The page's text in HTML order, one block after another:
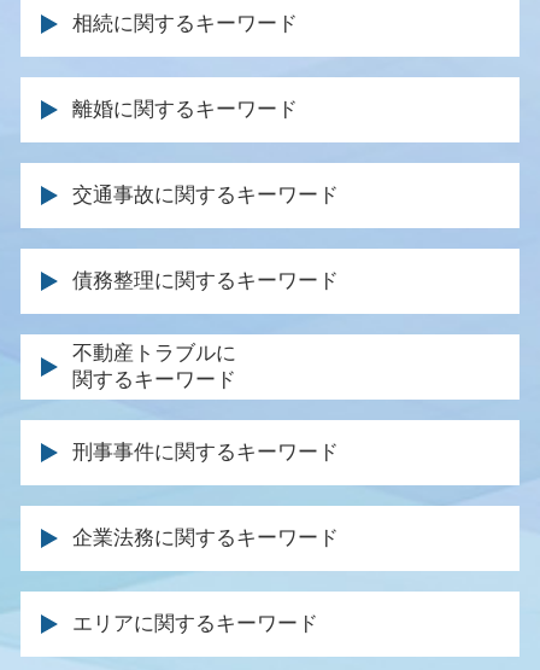
相続に関するキーワード
遺言執行者 遺産分割協議
遺産分割調停 代理人 家族
借金 遺産 相続
事業継承 相続
遺留分 相続
遺言書 遺産分割協議書
家庭裁判所 相続 調停
みなし相続
遺産分割協議 やり直し
遺言 弁護士 費用
相続放棄 手続き
遺産 相続 割合
相続人 行方不明
遺産分割 遺言
離婚に関するキーワード
財産分与 調停
養育費 調停
離婚調停 申し立て
親権 とは
離婚調停 面会交流
離婚裁判 長期化
離婚協議書 効力
子供 養育費
離婚 法律事務所
離婚協議書 内容
養育費 金額 決め方
親権 父親
交通事故に関するキーワード
示談交渉 保険会社
交通事故 休業損害 計算
逸失利益 計算
症状固定 労災
過失割合 保険金
交通事故 通院費用
人身事故 物損事故 違い
弁護士特約 過失割合
事故 保険会社 交渉
休業損害 とは
債務整理に関するキーワード
消費者金融 破産
時効 債務
弁護士 ブラックリスト
債務 種類
民事再生 メリット
特定調停 弁護士
自己破産 法律事務所
任意整理 官報
不動産トラブルに
関するキーワード
不動産売買 仲介トラブル
土地 トラブル 相談
不動産 退去 トラブル
土地 購入 トラブル
不動産 売却 弁護士
土地 境界 トラブル
刑事事件に関するキーワード
有罪 回避
不起訴 弁護士
刑事事件 裁判
起訴された場合
条例違反 犯罪
企業法務に関するキーワード
労働問題 解決
法務 チェック
エリアに関するキーワード